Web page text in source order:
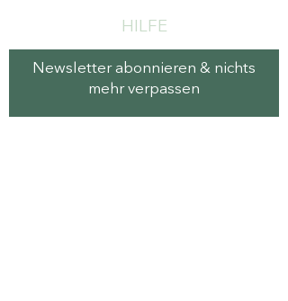
HILFE
Newsletter abonnieren & nichts
mehr verpassen